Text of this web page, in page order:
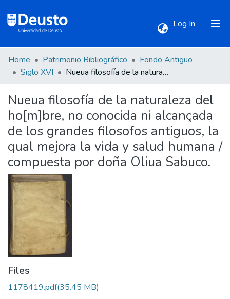
Log In (current)
Communities & Collections
All of DSpace
Statistics
Home Patrimonio Bibliográfico
Fondo Antiguo
Siglo XVI
Nueua filosofía de la naturaleza del ho[m]bre, no conocida ni alcançada de los grandes filosofos antiguos, la qual mejora la vida y salud humana / compuesta por doña Oliua Sabuco.
Nueua filosofía de la naturaleza del
ho[m]bre, no conocida ni alcançada
de los grandes filosofos antiguos, la
qual mejora la vida y salud humana /
compuesta por doña Oliua Sabuco.
Files
1178419.pdf(35.45 MB)